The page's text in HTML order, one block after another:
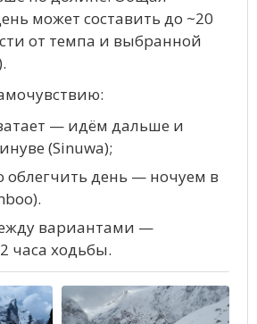
может составить до ~20
от темпа и выбранной
— идём дальше и
(Sinuwa);
облегчить день — ночуем в
вариантами —
часа ходьбы.